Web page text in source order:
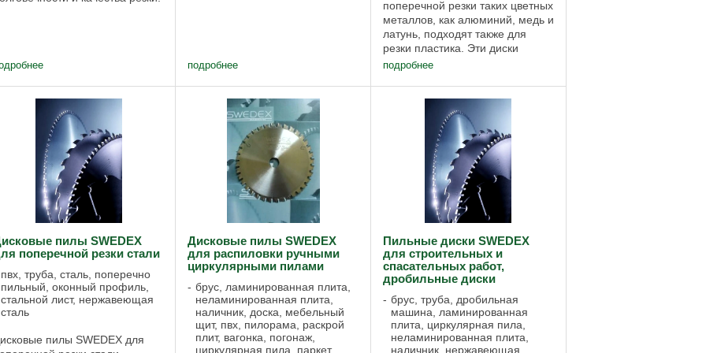
край ...
подробнее
поперечной резки таких цветных
металлов, как алюминий, медь и
латунь, подходят также для
резки пластика. Эти диски
производятся как с
положительным передним
передний угол ...
подробнее
пилы SWEDEX
поперечной резки стали
пвх, труба, сталь, поперечно
пильный, оконный профиль,
стальной лист, нержавеющая
сталь
пилы SWEDEX для
Дисковые пилы SWEDEX
для распиловки ручными
циркулярными пилами
брус, ламинированная плита,
неламинированная плита,
наличник, доска, мебельный
щит, пвх, пилорама, раскрой
плит, вагонка, погонаж,
циркулярная пила, паркет,
Пильные диски SWEDEX
для строительных и
спасательных работ,
дробильные диски
брус, труба, дробильная
машина, ламинированная
плита, циркулярная пила,
неламинированная плита,
наличник, нержавеющая